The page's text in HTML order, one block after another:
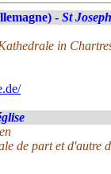
- St Joseph
in
de part et d'autre